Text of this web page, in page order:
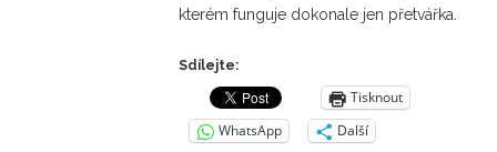
kterém funguje dokonale jen přetvářka.
Sdílejte:
Tisknout
WhatsApp
Další